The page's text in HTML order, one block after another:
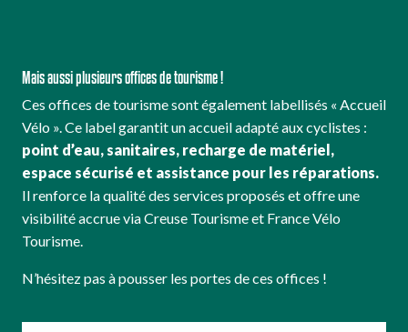
Mais aussi plusieurs offices de tourisme !
Ces offices de tourisme sont également labellisés « Accueil
Vélo ». Ce label garantit un accueil adapté aux cyclistes :
point d’eau, sanitaires, recharge de matériel,
espace sécurisé et assistance pour les réparations.
Il renforce la qualité des services proposés et offre une
visibilité accrue via Creuse Tourisme et France Vélo
Tourisme.
N’hésitez pas à pousser les portes de ces offices !